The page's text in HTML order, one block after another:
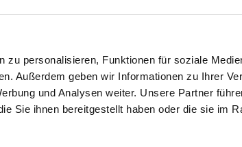
zu personalisieren, Funktionen für soziale
Außerdem geben wir Informationen zu Ihrer
und Analysen weiter. Unsere Partner
Sie ihnen bereitgestellt haben oder die sie im